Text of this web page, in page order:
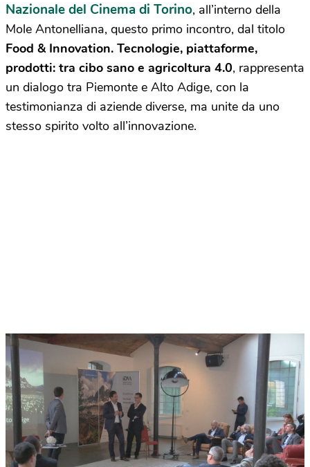
Nazionale del Cinema di Torino, all’interno della
Mole Antonelliana, questo primo incontro, dal titolo
Food & Innovation. Tecnologie, piattaforme,
prodotti: tra cibo sano e agricoltura 4.0, rappresenta
un dialogo tra Piemonte e Alto Adige, con la
testimonianza di aziende diverse, ma unite da uno
stesso spirito volto all’innovazione.